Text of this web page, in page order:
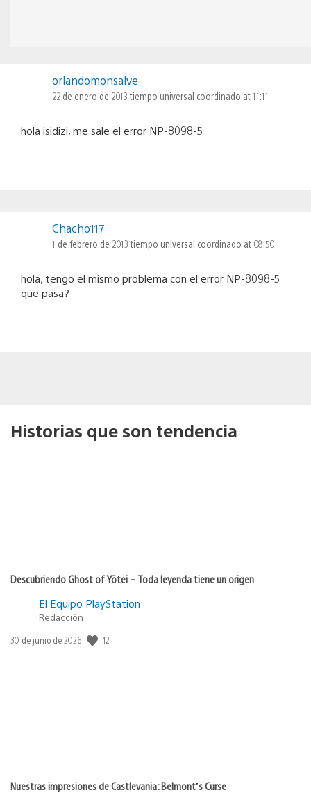
orlandomonsalve
22 de enero de 2013 tiempo universal coordinado at 11:11
hola isidizi, me sale el error NP-8098-5
Chacho117
1 de febrero de 2013 tiempo universal coordinado at 08:50
hola, tengo el mismo problema con el error NP-8098-5
que pasa?
Historias que son tendencia
Descubriendo Ghost of Yōtei – Toda leyenda tiene un origen
El Equipo PlayStation
Redacción
Fecha
30 de junio de 2026 12
Nuestras impresiones de Castlevania: Belmont’s Curse